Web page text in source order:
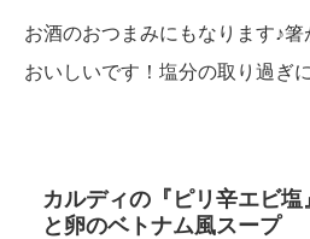
お酒のおつまみにもなります♪
おいしいです！塩分の取り過ぎ
カルディの『ピリ辛エビ
と卵のベトナム風スープ